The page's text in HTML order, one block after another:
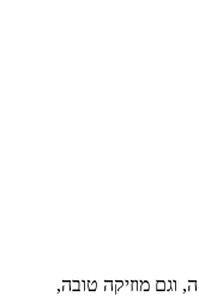
וגם מוזיקה טובה,